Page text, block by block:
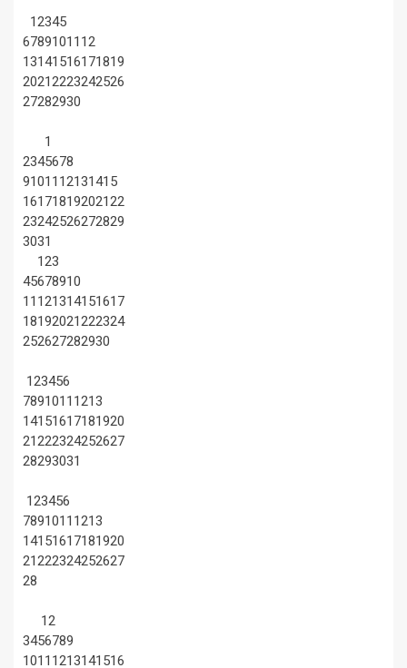
12345
67891011 12
13141516171819
20212223242526
27282930
1
2345678
91011 12131415
16171819202122
23242526272829
3031
123
45678910
11 121314151617
18192021222324
252627282930
123456
7891011 1213
14151617181920
21222324252627
28293031
123456
7891011 1213
14151617181920
21222324252627
28
12
3456789
1011 1213141516